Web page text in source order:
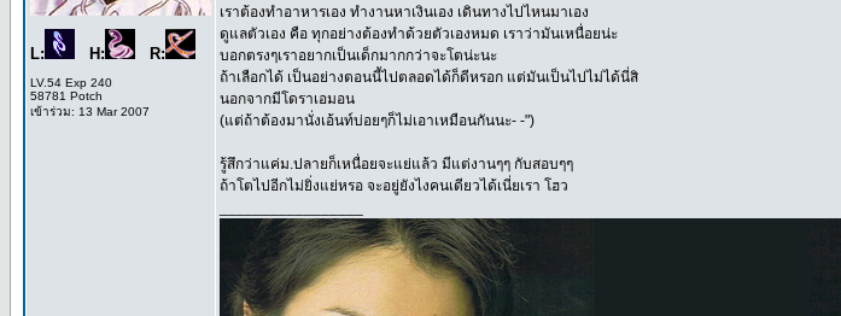
L: H: R:
LV.54 Exp 240
58781 Potch
เข้าร่วม: 13 Mar 2007
เราต้องทำอาหารเอง ทำงานหาเงินเอง เดินทางไปไหนมาเอง
ดูแลตัวเอง คือ ทุกอย่างต้องทำด้วยตัวเองหมด เราว่ามันเหนื่อยน่ะ
บอกตรงๆเราอยากเป็นเด็กมากกว่าจะโตน่ะนะ
ถ้าเลือกได้ เป็นอย่างตอนนี้ไปตลอดได้ก็ดีหรอก แต่มันเป็นไปไม่ได้นี่สิ
นอกจากมีโดราเอมอน
(แต่ถ้าต้องมานั่งเอ้นท์บ่อยๆก็ไม่เอาเหมือนกันนะ- -")
รู้สึกว่าแค่ม.ปลายก็เหนื่อยจะแย่แล้ว มีแต่งานๆๆ กับสอบๆๆ
ถ้าโตไปอีกไม่ยิ่งแย่หรอ จะอยู่ยังไงคนเดียวได้เนี่ยเรา โฮว